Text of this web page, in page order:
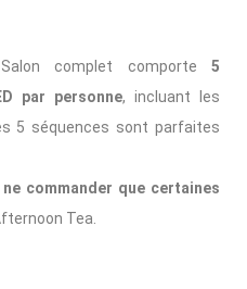
complet comporte 5
par personne, incluant les
5 séquences sont parfaites
commander que certaines
Tea.